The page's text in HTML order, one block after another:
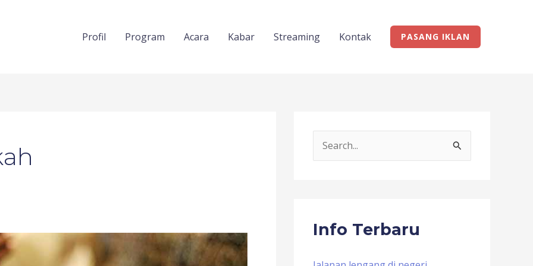
Profil Program Acara Kabar Streaming Kontak PASANG IKLAN
c
f
Info Terbaru